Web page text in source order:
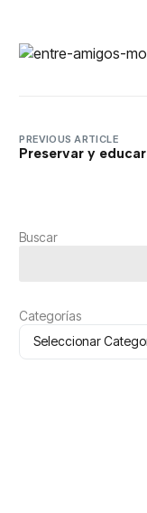
PREVIOUS ARTICLE
Preservar y educar
Buscar
Categorías